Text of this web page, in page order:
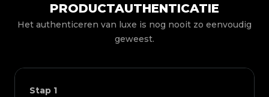
PRODUCTAUTHENTICATIE
Het authenticeren van luxe is nog nooit zo eenvoudig
geweest.
Stap 1